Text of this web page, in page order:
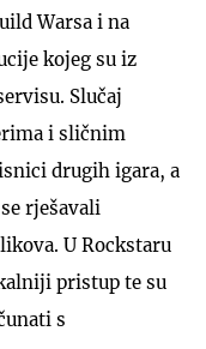
Warsa i na
kojeg su iz
Slučaj
i sličnim
drugih igara, a
rješavali
U Rockstaru
pristup te su
s